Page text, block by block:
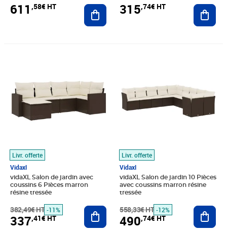
611 ,58€ HT Ajouter au panier
315,74€ HT
Livr. offerte
Vidaxl
vidaXL Salon de jardin avec
coussins 6 Pièces marron
résine tressée
382,49€ HT -11%
337,41€ HT
Ajouter au panier
Livr. offerte
Vidaxl
vidaXL Salon de jardin 10 Pièces
avec coussins marron résine
tressée
558,33€ HT -12%
490,74€ HT